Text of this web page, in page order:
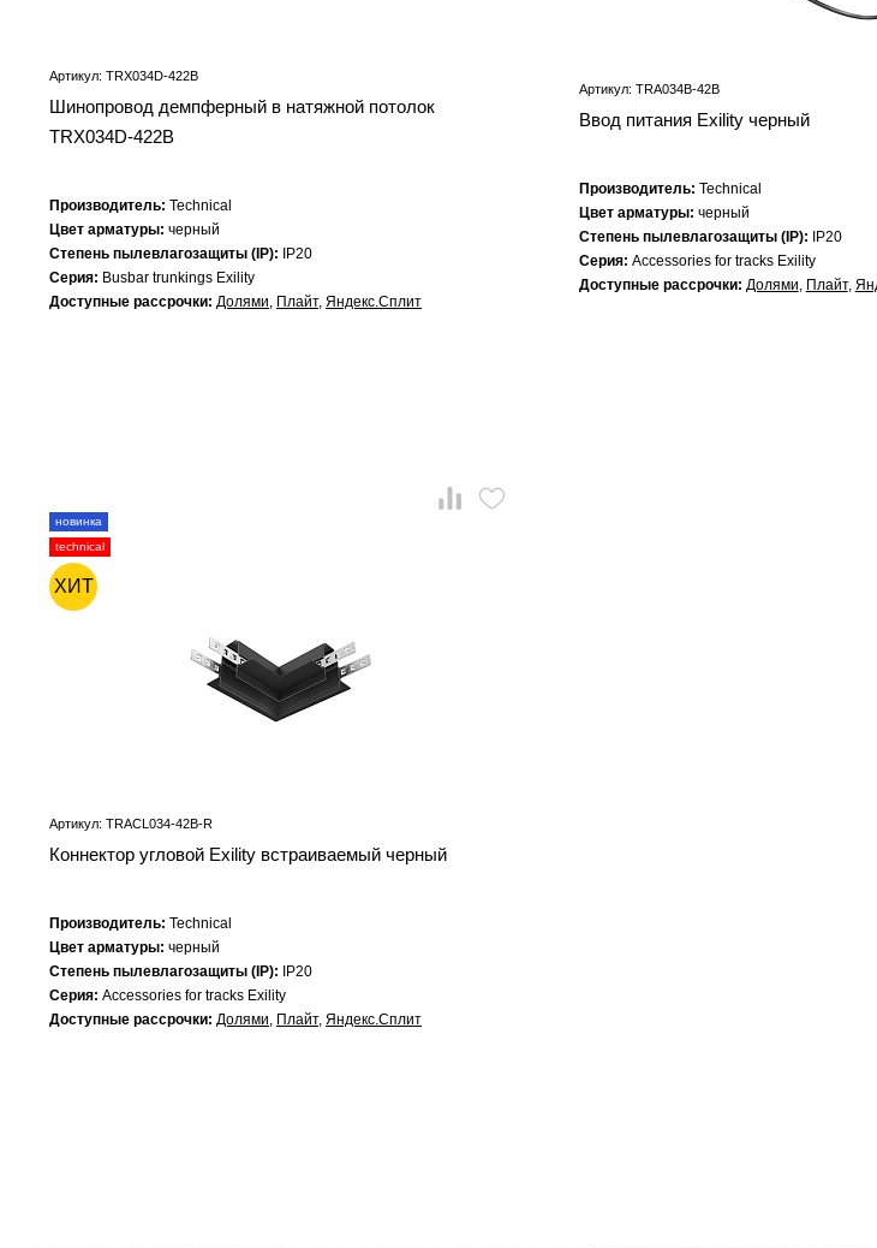
Артикул: TRX034D-422B
Шинопровод демпферный в натяжной потолок
TRX034D-422B
Производитель: Technical
Цвет арматуры: черный
Степень пылевлагозащиты (IP):
IP20
Серия: Busbar trunkings Exility
Доступные рассрочки: Долями, Плайт, Яндекс.Сплит
Артикул: TRA034B-42B
Ввод питания Exility черный
Производитель: Technical
Цвет арматуры: черный
Степень пылевлагозащиты (IP):
IP20
Серия: Accessories for tracks Exility
Доступные рассрочки: Долями, Плайт,
новинка
technical
ХИТ
Артикул: TRACL034-42B-R
Коннектор угловой Exility встраиваемый черный
Производитель: Technical
Цвет арматуры: черный
Степень пылевлагозащиты (IP):
IP20
Серия: Accessories for tracks Exility
Доступные рассрочки: Долями, Плайт, Яндекс.Сплит